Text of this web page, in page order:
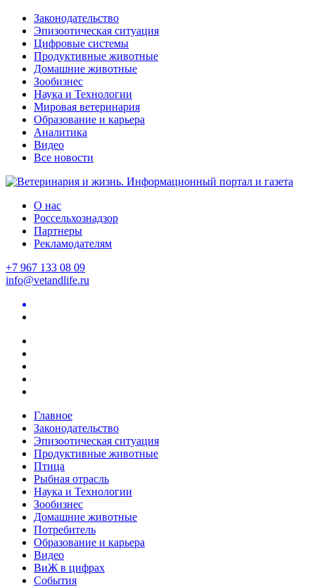
Законодательство
Эпизоотическая ситуация
Цифровые системы
Продуктивные животные
Домашние животные
Зообизнес
Наука и Технологии
Мировая ветеринария
Образование и карьера
Аналитика
Видео
Все новости
О нас
Россельхознадзор
Партнеры
Рекламодателям
+7 967 133 08 09
info@vetandlife.ru
Главное
Законодательство
Эпизоотическая ситуация
Продуктивные животные
Птица
Рыбная отрасль
Наука и Технологии
Зообизнес
Домашние животные
Потребитель
Образование и карьера
Видео
ВиЖ в цифрах
События